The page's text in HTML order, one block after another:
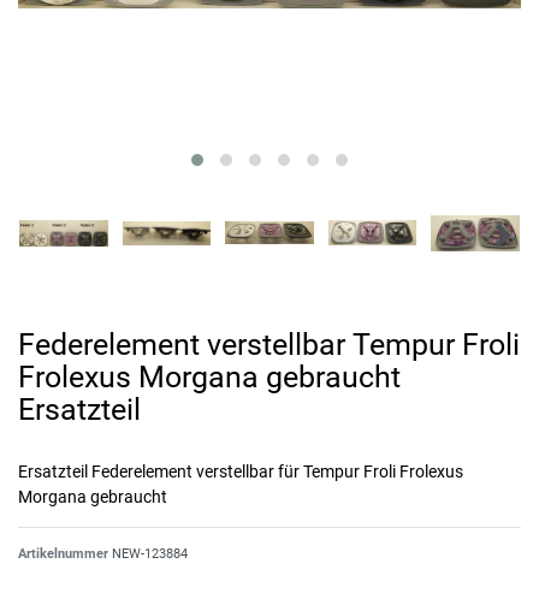
Federelement verstellbar Tempur Froli
Frolexus Morgana gebraucht
Ersatzteil
Ersatzteil Federelement verstellbar für Tempur Froli Frolexus
Morgana gebraucht
Artikelnummer NEW-123884